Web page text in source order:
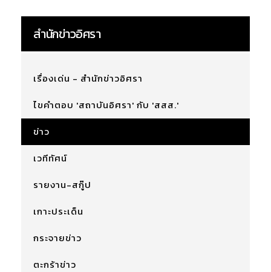
สำนักข่าวอิศรา
เรื่องเด่น - สำนักข่าวอิศรา
ไขคำตอบ 'สถาบันอิศรา' กับ 'สสส.'
ข่าว
เวทีทัศน์
รายงาน-สกู๊ป
เกาะประเด็น
กระจายข่าว
ตะกร้าข่าว